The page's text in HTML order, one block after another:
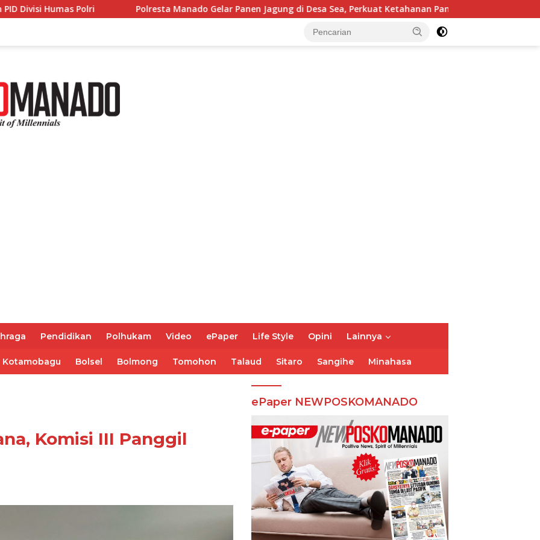
Polresta Manado Gelar Panen Jagung di Desa Sea, Perkuat Ketahanan Pangan Dukung Program Swasembada Pangan
Pendidikan Polhukam Video ePaper Life Style Opini Lainnya
Kotamobagu Bolsel Bolmong Tomohon Talaud Sitaro Sangihe Minahasa
Komisi III Panggil
ePaper NEWPOSKOMANADO